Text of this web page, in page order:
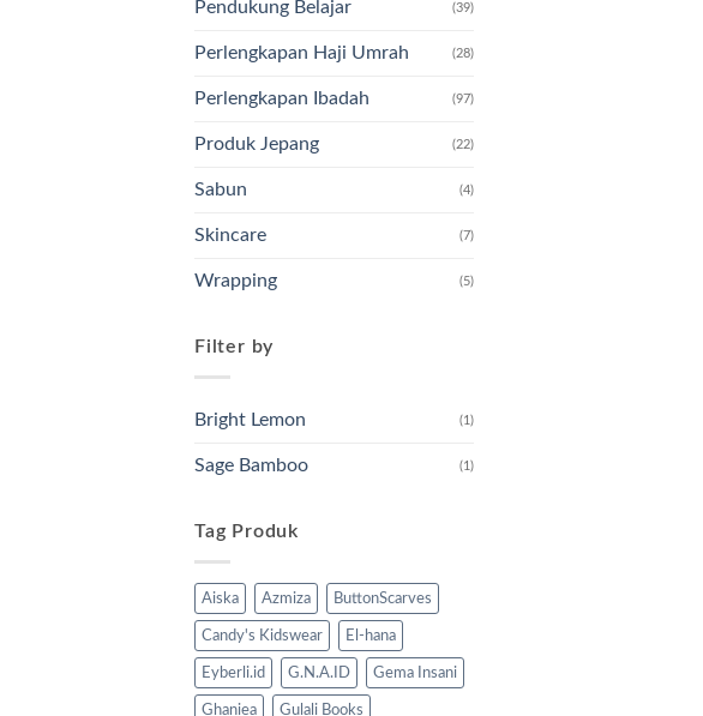
Pendukung Belajar (39)
Perlengkapan Haji Umrah (28)
Perlengkapan Ibadah (97)
Produk Jepang (22)
Sabun (4)
Skincare (7)
Wrapping (5)
Filter by
Bright Lemon (1)
Sage Bamboo (1)
Tag Produk
Aiska Azmiza ButtonScarves
Candy's Kidswear El-hana
Eyberli.id G.N.A.ID Gema Insani
Ghaniea Gulali Books